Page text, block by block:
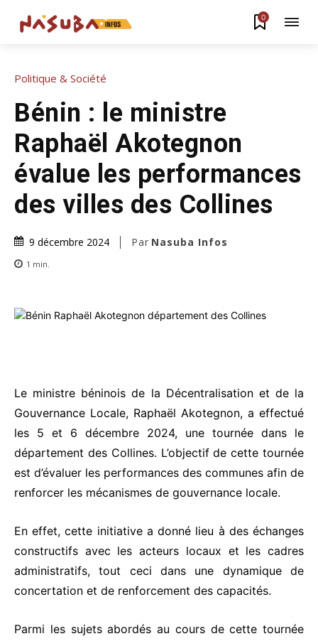
0
Politique & Société
Bénin : le ministre
Raphaël Akotegnon
évalue les performances
des villes des Collines
9 décembre 2024 Par Nasuba Infos
1 min.
Le ministre béninois de la Décentralisation et de la
Gouvernance Locale, Raphaël Akotegnon, a effectué
les 5 et 6 décembre 2024, une tournée dans le
département des Collines. L’objectif de cette tournée
est d’évaluer les performances des communes afin de
renforcer les mécanismes de gouvernance locale.
En effet, cette initiative a donné lieu à des échanges
constructifs avec les acteurs locaux et les cadres
administratifs, tout ceci dans une dynamique de
concertation et de renforcement des capacités.
Parmi les sujets abordés au cours de cette tournée